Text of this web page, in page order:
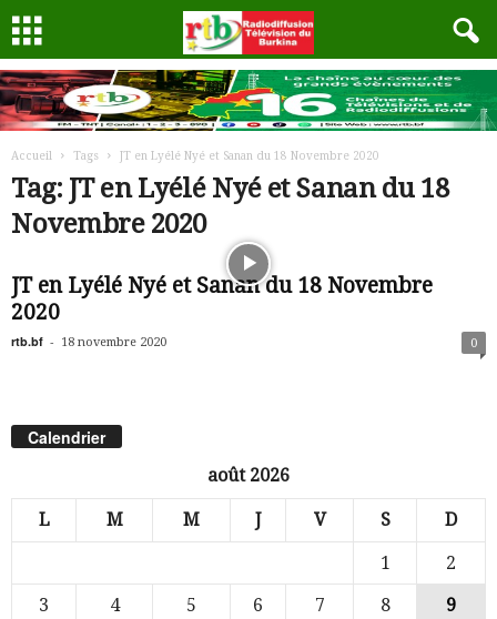
Accueil Tags JT en Lyélé Nyé et Sanan du 18 Novembre 2020
Tag: JT en Lyélé Nyé et Sanan du 18
Novembre 2020
JT en Lyélé Nyé et Sanan du 18 Novembre
2020
rtb.bf - 18 novembre 2020 0
Calendrier
août 2026
L M M J V S D
1
2
3
4 5 6 7 8
9